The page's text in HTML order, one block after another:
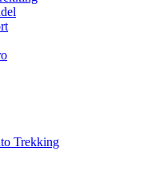
Trekking